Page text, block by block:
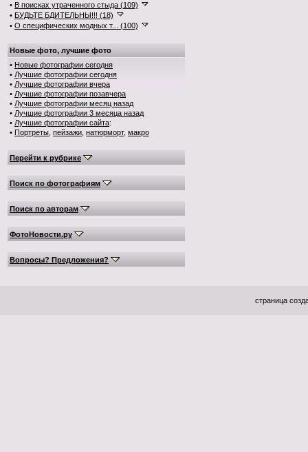
• В поисках утраченного стыда (109)
• БУДЬТЕ БДИТЕЛЬНЫ!!! (18)
• О специфических модных т... (100)
Новые фото, лучшие фото
• Новые фотографии сегодня
• Лучшие фотографии сегодня
• Лучшие фотографии вчера
• Лучшие фотографии позавчера
• Лучшие фотографии месяц назад
• Лучшие фотографии 3 месяца назад
• Лучшие фотографии сайта:
• Портреты пейзажи натюрморт, макро
Перейти к рубрике
Поиск по фотографиям
Поиск по авторам
ФотоНовости.ру
Вопросы? Предложения?
страница